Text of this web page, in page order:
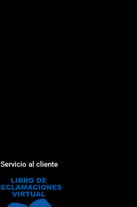
Servicio al cliente